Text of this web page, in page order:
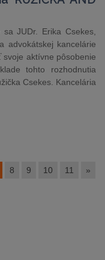
JUDr. Erika Csekes,
advokátskej kancelárie
aktívne pôsobenie
tohto rozhodnutia
Csekes. Kancelária
8 9 10 11 »